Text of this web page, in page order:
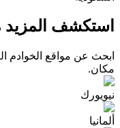
استكشف المزيد
ابحث عن مواقع الخوادم
مكان.
نيويورك
ألمانيا